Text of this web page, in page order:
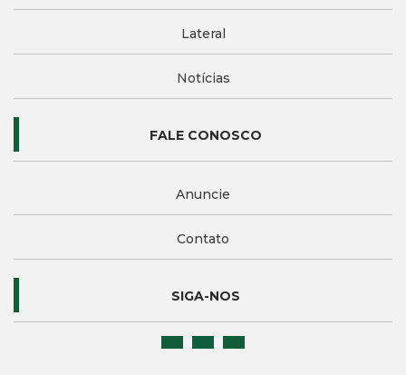
Lateral
Notícias
FALE CONOSCO
Anuncie
Contato
SIGA-NOS